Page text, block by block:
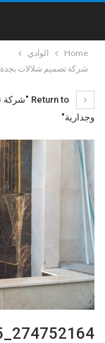
Home
الوادي
شركة تصميم شلالات بجدة 0558639940 شلالات مودرن وجدارية
وجدارية"
274752164_1572312303168335_2849550846745256540_n